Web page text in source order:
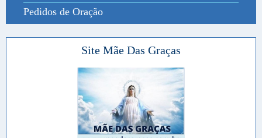
Pedidos de Oração
Site Mãe Das Graças